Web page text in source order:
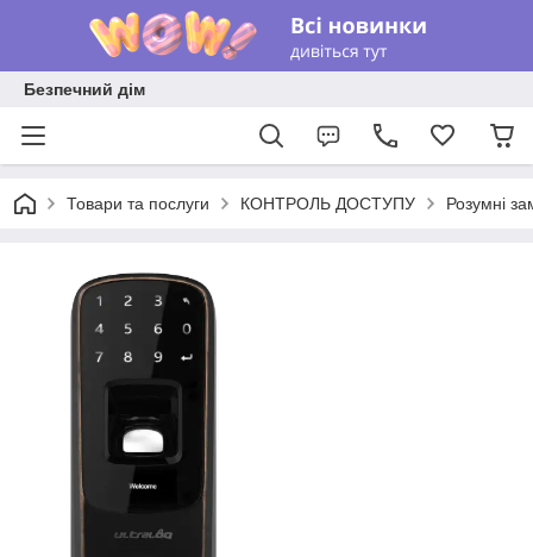
Безпечний дім
Товари та послуги КОНТРОЛЬ ДОСТУПУ Розумні